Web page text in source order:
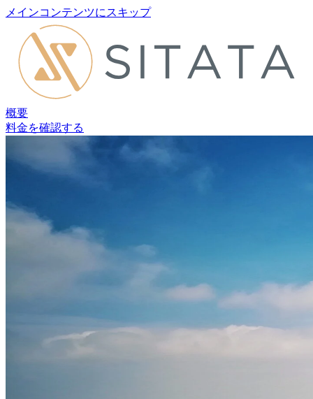
メインコンテンツにスキップ
概要
料金を確認する